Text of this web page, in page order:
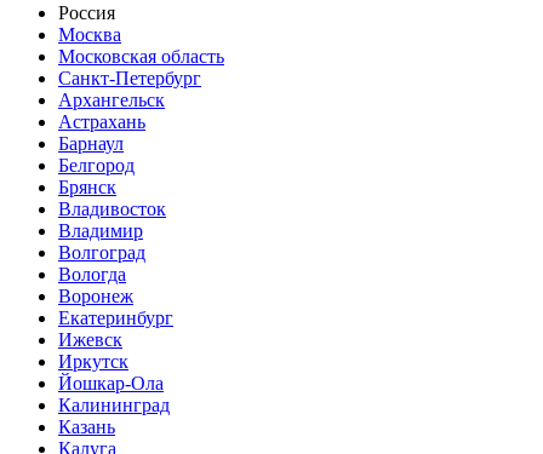
Россия
Москва
Московская область
Санкт-Петербург
Архангельск
Астрахань
Барнаул
Белгород
Брянск
Владивосток
Владимир
Волгоград
Вологда
Воронеж
Екатеринбург
Ижевск
Иркутск
Йошкар-Ола
Калининград
Казань
Калуга